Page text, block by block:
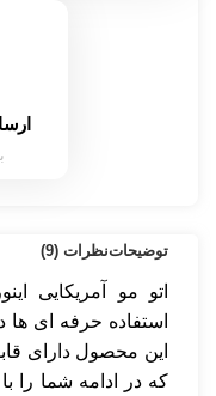
توضیحاتنظرات (9)
اتو مو آمریکایی
استفاده حرفه ای
این محصول دارای
که در ادامه شما را